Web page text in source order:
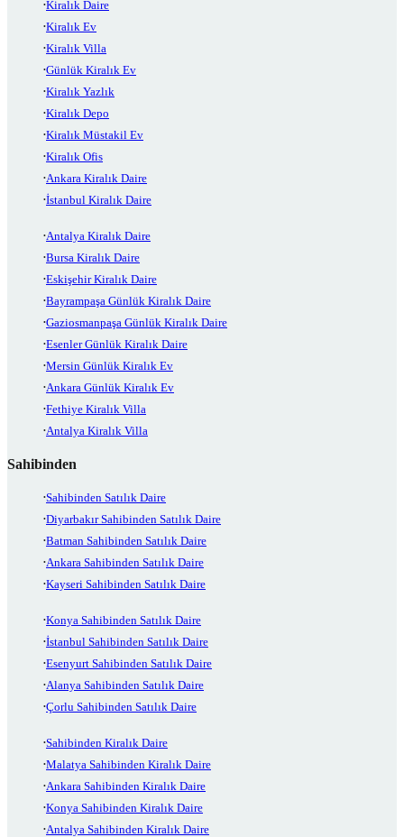
Kiralık Daire
Kiralık Ev
Kiralık Villa
Günlük Kiralık Ev
Kiralık Yazlık
Kiralık Depo
Kiralık Müstakil Ev
Kiralık Ofis
Ankara Kiralık Daire
İstanbul Kiralık Daire
Antalya Kiralık Daire
Bursa Kiralık Daire
Eskişehir Kiralık Daire
Bayrampaşa Günlük Kiralık Daire
Gaziosmanpaşa Günlük Kiralık Daire
Esenler Günlük Kiralık Daire
Mersin Günlük Kiralık Ev
Ankara Günlük Kiralık Ev
Fethiye Kiralık Villa
Antalya Kiralık Villa
Sahibinden
Sahibinden Satılık Daire
Diyarbakır Sahibinden Satılık Daire
Batman Sahibinden Satılık Daire
Ankara Sahibinden Satılık Daire
Kayseri Sahibinden Satılık Daire
Konya Sahibinden Satılık Daire
İstanbul Sahibinden Satılık Daire
Esenyurt Sahibinden Satılık Daire
Alanya Sahibinden Satılık Daire
Çorlu Sahibinden Satılık Daire
Sahibinden Kiralık Daire
Malatya Sahibinden Kiralık Daire
Ankara Sahibinden Kiralık Daire
Konya Sahibinden Kiralık Daire
Antalya Sahibinden Kiralık Daire